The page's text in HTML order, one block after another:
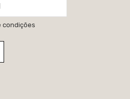
condições